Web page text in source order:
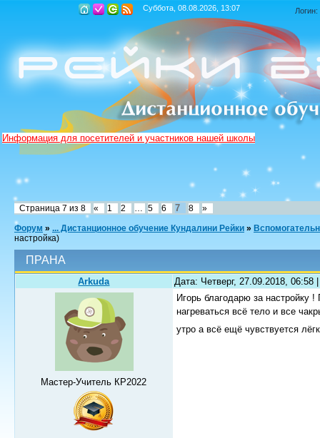
Суббота, 08.08.2026, 13:07 Логин:
Информация для посетителей и участников нашей школы
Страница 7 из 8 « 1 2 5 6 7 8
»
Форум » ... Дистанционное обучение Кундалини Рейки »
настройка)
ПРАНА
Arkuda Дата: Четверг, 27.09.2018,
Мастер-Учитель КР2022
Игорь благодарю за настройку
нагреваться всё тело и все
утро а всё ещё чувствуется